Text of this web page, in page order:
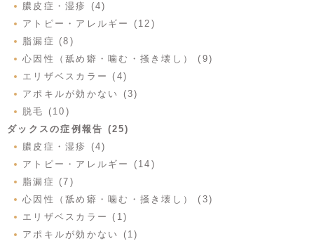
膿皮症・湿疹 (4)
アトピー・アレルギー (12)
脂漏症 (8)
心因性（舐め癖・噛む・掻き壊し） (9)
エリザベスカラー (4)
アポキルが効かない (3)
脱毛 (10)
ダックスの症例報告 (25)
膿皮症・湿疹 (4)
アトピー・アレルギー (14)
脂漏症 (7)
心因性（舐め癖・噛む・掻き壊し） (3)
エリザベスカラー (1)
アポキルが効かない (1)